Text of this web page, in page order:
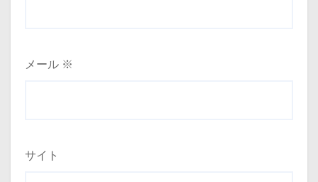
メール ※
サイト